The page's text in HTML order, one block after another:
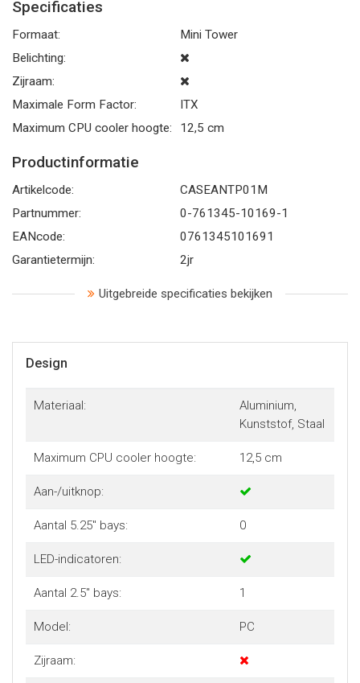
Specificaties
Formaat:
Mini Tower
Belichting:
Zijraam:
Maximale Form Factor:
ITX
Maximum CPU cooler hoogte:
12,5 cm
Productinformatie
Artikelcode:
CASEANTP01M
Partnummer:
0-761345-10169-1
EANcode:
0761345101691
Garantietermijn:
2jr
Uitgebreide specificaties bekijken
Design
Materiaal:
Aluminium,
Kunststof, Staal
Maximum CPU cooler hoogte: 12,5 cm
Aan-/uitknop:
Aantal 5.25" bays: 0
LED-indicatoren:
Aantal 2.5" bays: 1
Model: PC
Zijraam: